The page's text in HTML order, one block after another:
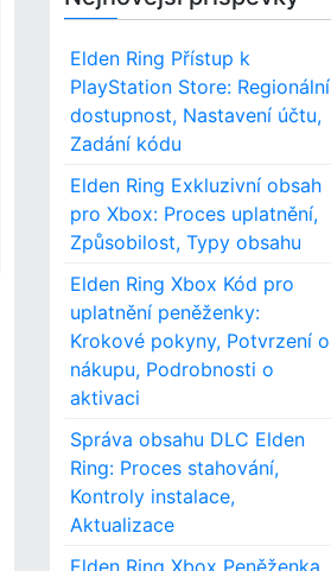
Elden Ring Přístup k
PlayStation Store: Regionální
dostupnost, Nastavení účtu,
Zadání kódu
Elden Ring Exkluzivní obsah
pro Xbox: Proces uplatnění,
Způsobilost, Typy obsahu
Elden Ring Xbox Kód pro
uplatnění peněženky:
Krokové pokyny, Potvrzení o
nákupu, Podrobnosti o
aktivaci
Správa obsahu DLC Elden
Ring: Proces stahování,
Kontroly instalace,
Aktualizace
Elden Ring Xbox Peněženka